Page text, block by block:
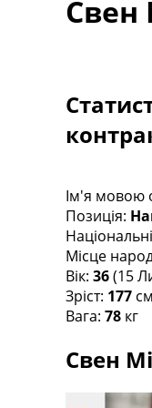
Свен
Ім'я мовою
Позиція:
Місце
Вік: 36(15
Зріст: 177 см
Вага: 78 кг
Свен